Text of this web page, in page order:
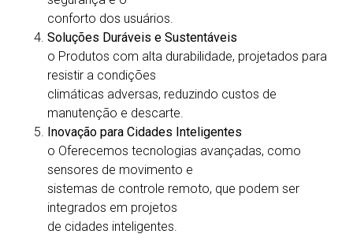
conforto dos usuários.
Soluções Duráveis e Sustentáveis
o Produtos com alta durabilidade, projetados para
resistir a condições
climáticas adversas, reduzindo custos de
manutenção e descarte.
Inovação para Cidades Inteligentes
o Oferecemos tecnologias avançadas, como
sensores de movimento e
sistemas de controle remoto, que podem ser
integrados em projetos
de cidades inteligentes.